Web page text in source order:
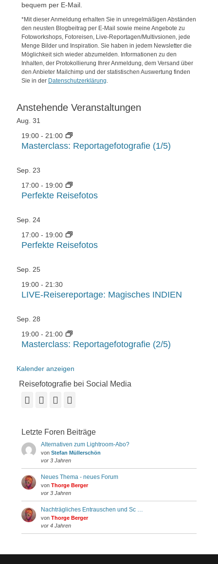
bequem per E-Mail.
*Mit dieser Anmeldung erhalten Sie in unregelmäßigen Abständen
den neusten Blogbeitrag per E-Mail sowie meine Angebote zu
Fotoworkshops, Fotoreisen, Live-Reportagen/Multivsionen, jede
Menge Bilder und Inspiration. Sie haben in jedem Newsletter die
Möglichkeit sich wieder abzumelden. Informationen zu den
Inhalten, der Protokollierung Ihrer Anmeldung, dem Versand über
den Anbieter Mailchimp und der statistischen Auswertung finden
Sie in der Datenschutzerklärung.
Anstehende Veranstaltungen
Aug. 31
19:00 - 21:00
Masterclass: Reportagefotografie (1/5)
Sep. 23
17:00 - 19:00
Perfekte Reisefotos
Sep. 24
17:00 - 19:00
Perfekte Reisefotos
Sep. 25
19:00 - 21:30
LIVE-Reisereportage: Magisches INDIEN
Sep. 28
19:00 - 21:00
Masterclass: Reportagefotografie (2/5)
Kalender anzeigen
Reisefotografie bei Social Media
Facebook
VimeoYouTube
Letzte Foren Beiträge
Alternativen zum Lightroom-Abo?
von Stefan Müllerschön
vor 3 Jahren
Neues Thema - neues Forum
von Thorge Berger
vor 3 Jahren
Nachträgliches Entrauschen und Sc …
von Thorge Berger
vor 4 Jahren